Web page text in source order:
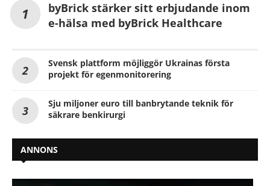
byBrick stärker sitt erbjudande inom
e-hälsa med byBrick Healthcare
Svensk plattform möjliggör Ukrainas första
projekt för egenmonitorering
Sju miljoner euro till banbrytande teknik för
säkrare benkirurgi
ANNONS